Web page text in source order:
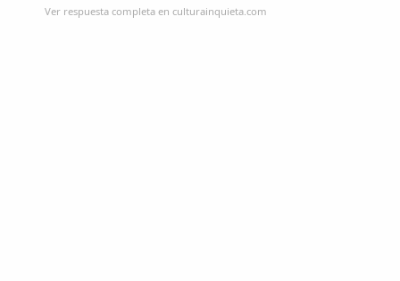
Ver respuesta completa en culturainquieta.com